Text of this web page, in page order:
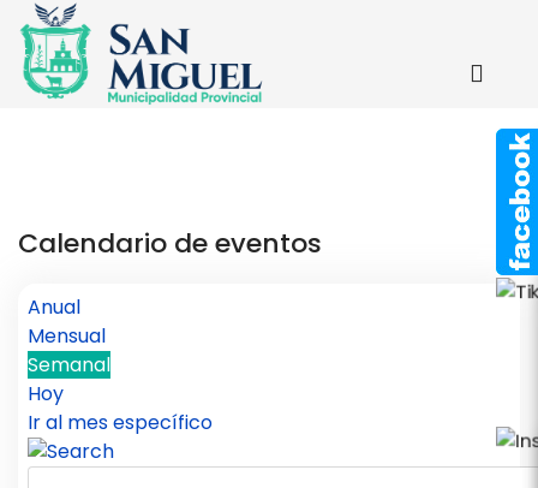
Calendario de eventos
Anual
Mensual
Semanal
Hoy
Ir al mes específico